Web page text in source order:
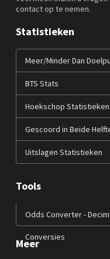
contact op te nemen.
Statistieken
Meer/Minder Dan
BTS Stats
Hoekschop Statistieken
Gescoord in Beide
Uitslagen Statistieken
Tools
Odds Converter -
Conversies
Meer